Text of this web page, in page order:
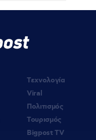
Τεχνολογία
Viral
Πολιτισμός
Τουρισμός
Bigpost TV